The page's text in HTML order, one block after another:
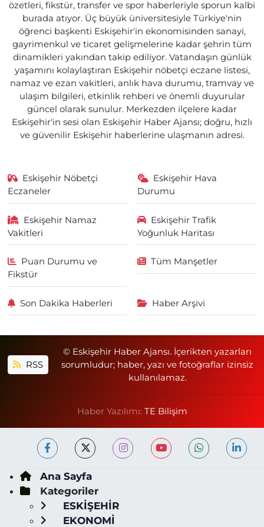
özetleri, fikstür, transfer ve spor haberleriyle sporun kalbi
burada atıyor. Üç büyük üniversitesiyle Türkiye'nin
öğrenci başkenti Eskişehir'in ekonomisinden sanayi,
gayrimenkul ve ticaret gelişmelerine kadar şehrin tüm
dinamikleri yakından takip ediliyor. Vatandaşın günlük
yaşamını kolaylaştıran Eskişehir nöbetçi eczane listesi,
namaz ve ezan vakitleri, anlık hava durumu, tramvay ve
ulaşım bilgileri, etkinlik rehberi ve önemli duyurular
güncel olarak sunulur. Merkezden ilçelere kadar
Eskişehir'in sesi olan Eskişehir Haber Ajansı; doğru, hızlı
ve güvenilir Eskişehir haberlerine ulaşmanın adresi.
Eskişehir Nöbetçi
Eczaneler
Eskişehir Hava
Durumu
Eskişehir Namaz
Vakitleri
Eskişehir Trafik
Yoğunluk Haritası
Puan Durumu ve
Fikstür
Tüm Manşetler
Son Dakika Haberleri Haber Arşivi
RSS
© Eskişehir Haber Ajansı. İçerikten yazarları
sorumludur; haber, yazı ve fotoğraflar izinsiz
kullanılamaz.
Haber Yazılımı: TE Bilişim
Ana Sayfa
Kategoriler
ESKİŞEHİR
EKONOMİ